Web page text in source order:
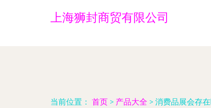
上海狮封商贸有限公司
当前位置： 首页 > 产品大全 > 消费品展会存